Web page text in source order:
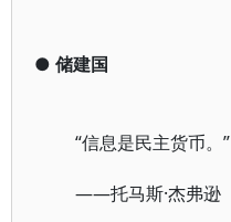
● 储建国
“信息是民主货币。”
——托马斯·杰弗逊